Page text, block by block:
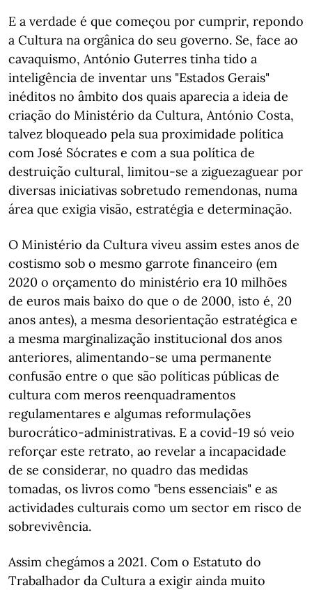
E a verdade é que começou por cumprir, repondo
a Cultura na orgânica do seu governo. Se, face ao
cavaquismo, António Guterres tinha tido a
inteligência de inventar uns "Estados Gerais"
inéditos no âmbito dos quais aparecia a ideia de
criação do Ministério da Cultura, António Costa,
talvez bloqueado pela sua proximidade política
com José Sócrates e com a sua política de
destruição cultural, limitou-se a ziguezaguear por
diversas iniciativas sobretudo remendonas, numa
área que exigia visão, estratégia e determinação.
O Ministério da Cultura viveu assim estes anos de
costismo sob o mesmo garrote financeiro (em
2020 o orçamento do ministério era 10 milhões
de euros mais baixo do que o de 2000, isto é, 20
anos antes), a mesma desorientação estratégica e
a mesma marginalização institucional dos anos
anteriores, alimentando-se uma permanente
confusão entre o que são políticas públicas de
cultura com meros reenquadramentos
regulamentares e algumas reformulações
burocrático-administrativas. E a covid-19 só veio
reforçar este retrato, ao revelar a incapacidade
de se considerar, no quadro das medidas
tomadas, os livros como "bens essenciais" e as
actividades culturais como um sector em risco de
sobrevivência.
Assim chegámos a 2021. Com o Estatuto do
Trabalhador da Cultura a exigir ainda muito